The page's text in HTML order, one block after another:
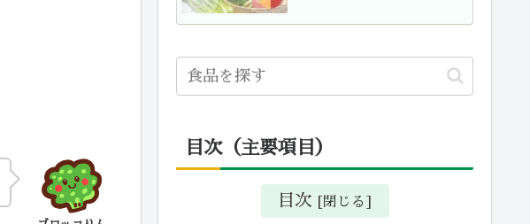
目次（主要項目）
目次